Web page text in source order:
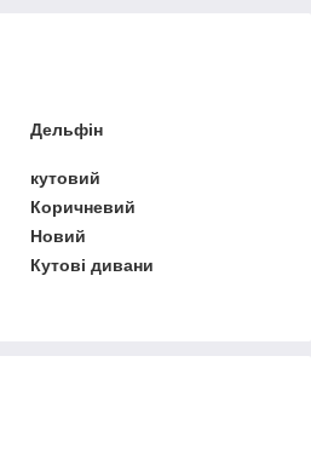
Дельфін
кутовий
Коричневий
Новий
Кутові дивани